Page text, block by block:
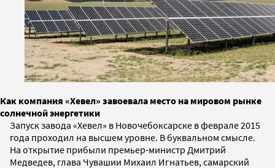
Как компания «Хевел» завоевала место на мировом рынке
солнечной энергетики
Запуск завода «Хевел» в Новочебоксарске в феврале 2015
года проходил на высшем уровне. В буквальном смысле.
На открытие прибыли премьер-министр Дмитрий
Медведев, глава Чувашии Михаил Игнатьев, самарский